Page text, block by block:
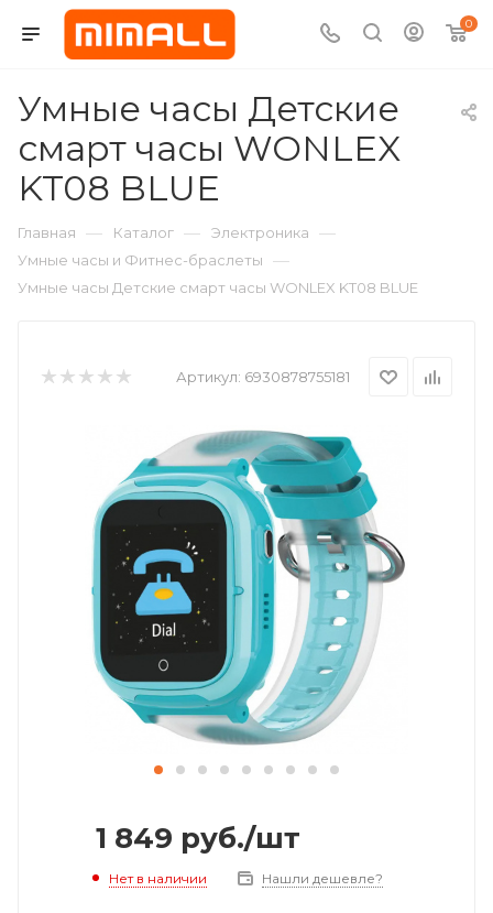
0
Умные часы Детские
смарт часы WONLEX
KT08 BLUE
Главная — Каталог — Электроника —
Умные часы и Фитнес-браслеты —
Умные часы Детские смарт часы WONLEX KT08 BLUE
Артикул: 6930878755181
1 849 руб./шт
Нет в наличии Нашли дешевле?